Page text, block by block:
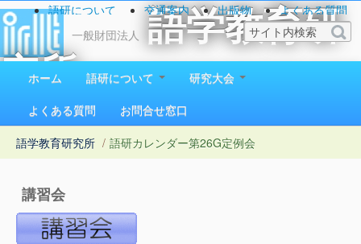
一般財団法人
語学教育研
究所
1923（大正12）年創立
語研について 交通案内 出版物
よくある質問
お問い合わせ
ホーム 語研について
研究大会
よくある質問
お問合せ窓口
語学教育研究所 / 語研カレンダー第26G定例会
講習会